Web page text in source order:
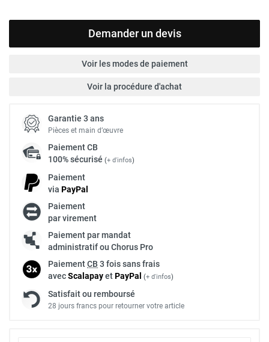
Demander un devis
Voir les modes de paiement
Voir la procédure d'achat
Garantie 3 ans
Pièces et main d’œuvre
PaiementCB
100% sécurisé (+ d'infos)
Paiement
via PayPal
Paiement
par virement
Paiement par mandat
administratif ou Chorus Pro
PaiementCB 3 fois sans frais
avecScalapayetPayPal (+ d'infos)
Satisfait ou remboursé
28 jours francs pour retourner votre article